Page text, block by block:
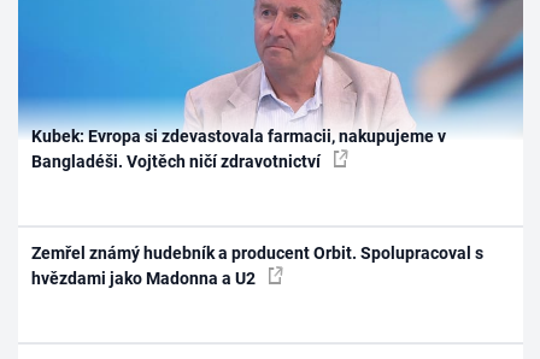
Kubek: Evropa si zdevastovala farmacii, nakupujeme v
Bangladéši. Vojtěch ničí zdravotnictví
Zemřel známý hudebník a producent Orbit. Spolupracoval s
hvězdami jako Madonna a U2